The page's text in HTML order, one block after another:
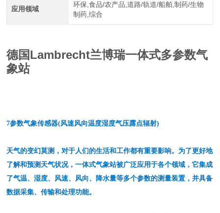
应用领域
环保,食品/农产品,道路/轨道/船舶,制药/生物
制药,综合
德国Lambrecht兰博瑞一体式多参数气
象站
7参数气象传感器(风速风向温度湿度气压露点辐射)
天气的变幻莫测，对于人们的生活和工作都有重要影响。为了更好地
了解和预测天气状况，一体式气象站被广泛应用于各个领域，它集成
了气温、湿度、风速、风向、降水量等多个参数的测量装置，并具备
数据采集、传输和处理功能。